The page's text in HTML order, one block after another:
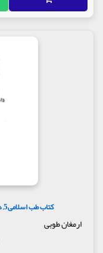
کتاب طب اسلامی5, درمان تخصصی بیماری ها با داروهای طبیعی
ارمغان طوبی